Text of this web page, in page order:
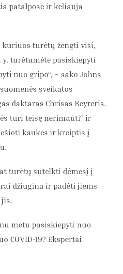
patalpose ir keliauja
kuriuos turėtų žengti visi,
y. turėtumėte pasiskiepyti
nuo gripo“, – sako Johns
sveikatos
daktaras Chrisas Beyreris.
turi teisę nerimauti“ ir
kaukes ir kreiptis į
turėtų sutelkti dėmesį į
džiugina ir padėti jiems
metu pasiskiepyti nuo
COVID-19? Ekspertai